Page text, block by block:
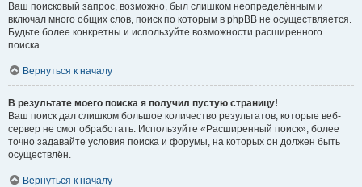
Ваш поисковый запрос, возможно, был слишком неопределённым и
включал много общих слов, поиск по которым в phpBB не осуществляется.
Будьте более конкретны и используйте возможности расширенного
поиска.
Вернуться к началу
В результате моего поиска я получил пустую страницу!
Ваш поиск дал слишком большое количество результатов, которые веб-
сервер не смог обработать. Используйте «Расширенный поиск», более
точно задавайте условия поиска и форумы, на которых он должен быть
осуществлён.
Вернуться к началу